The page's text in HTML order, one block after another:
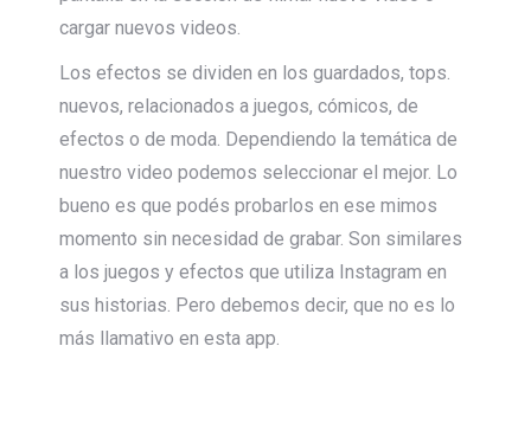
cargar nuevos videos.
Los efectos se dividen en los guardados, tops.
nuevos, relacionados a juegos, cómicos, de
efectos o de moda. Dependiendo la temática de
nuestro video podemos seleccionar el mejor. Lo
bueno es que podés probarlos en ese mimos
momento sin necesidad de grabar. Son similares
a los juegos y efectos que utiliza Instagram en
sus historias. Pero debemos decir, que no es lo
más llamativo en esta app.